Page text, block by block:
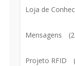
Loja de
Mensagens
Projeto RFID